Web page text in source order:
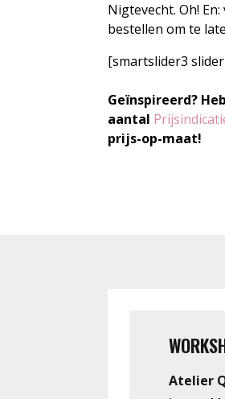
Nigtevecht. Oh!
bestellen om te
[smartslider3
Geïnspireerd?
aantal
prijs-op-maat!
Atelier